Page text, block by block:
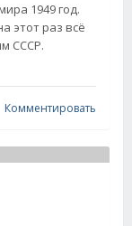
1949 год.
этот раз всё
СССР.
Комментировать